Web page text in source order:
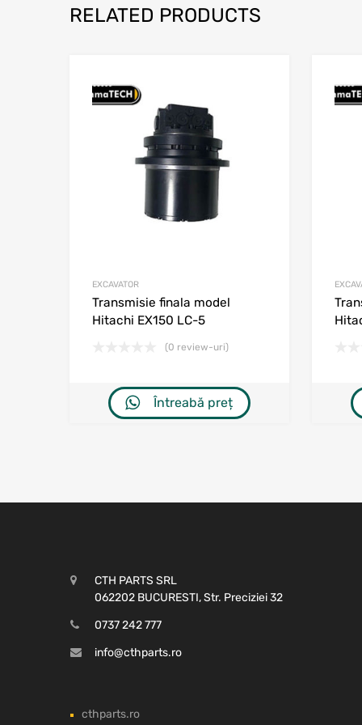
RELATED PRODUCTS
Adaugă în
EXCAVATOR
Transmisie finala model
Hitachi EX150 LC-5
(0 review-uri)
Întreabă preț
CTH PARTS SRL
062202 BUCURESTI, Str. Preciziei 32
0737 242 777
info@cthparts.ro
cthparts.ro